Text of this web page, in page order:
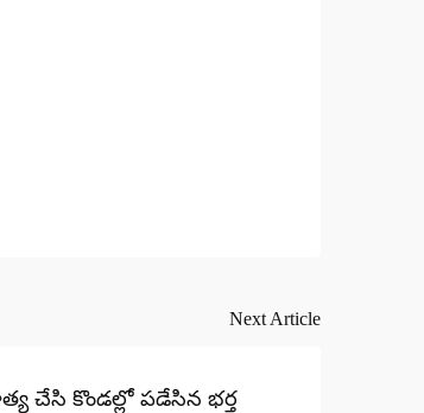
Next Article
చేసి కొండల్లో పడేసిన భర్త